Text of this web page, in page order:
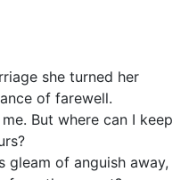
she turned her
of farewell.
But where can I keep
of anguish away,